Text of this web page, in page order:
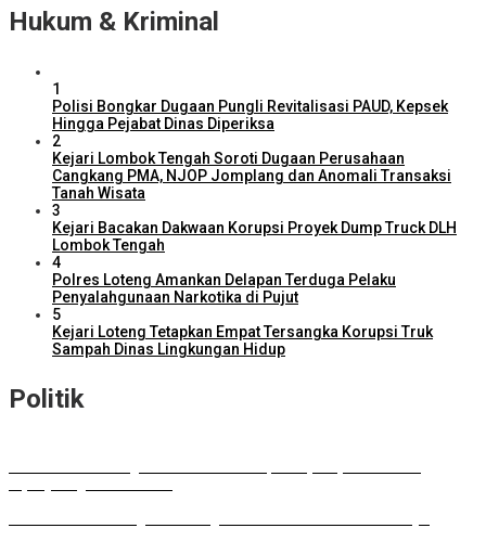
Hukum & Kriminal
1
Polisi Bongkar Dugaan Pungli Revitalisasi PAUD, Kepsek
Hingga Pejabat Dinas Diperiksa
2
Kejari Lombok Tengah Soroti Dugaan Perusahaan
Cangkang PMA, NJOP Jomplang dan Anomali Transaksi
Tanah Wisata
3
Kejari Bacakan Dakwaan Korupsi Proyek Dump Truck DLH
Lombok Tengah
4
Polres Loteng Amankan Delapan Terduga Pelaku
Penyalahgunaan Narkotika di Pujut
5
Kejari Loteng Tetapkan Empat Tersangka Korupsi Truk
Sampah Dinas Lingkungan Hidup
Politik